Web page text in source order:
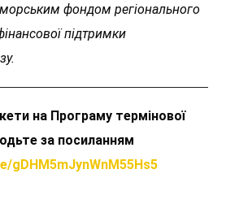
фондом регіонального
підтримки
на Програму термінової
за посиланням
gDHM5mJynWnM55Hs5